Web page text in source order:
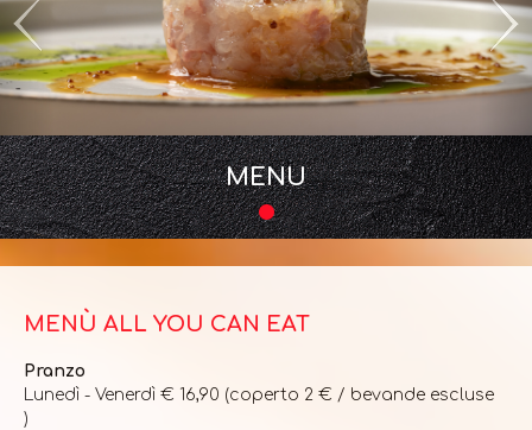
MENU
MENÙ ALL YOU CAN EAT
Pranzo
Lunedì - Venerdì € 16,90 (coperto 2 € / bevande escluse
)